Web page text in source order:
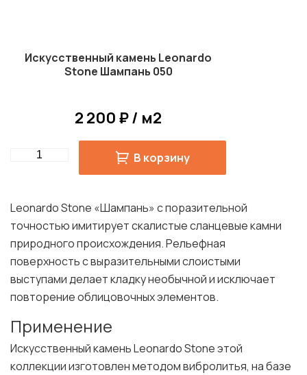
Искусственный камень Leonardo
Stone Шампань 050
2 200 ₽ / м2
Quantity В корзину
Leonardo Stone «Шампань» с поразительной
точностью имитирует скалистые сланцевые камни
природного происхождения. Рельефная
поверхность с выразительными слоистыми
выступами делает кладку необычной и исключает
повторение облицовочных элементов.
Применение
Искусственный камень Leonardo Stone этой
коллекции изготовлен методом вибролитья, на базе